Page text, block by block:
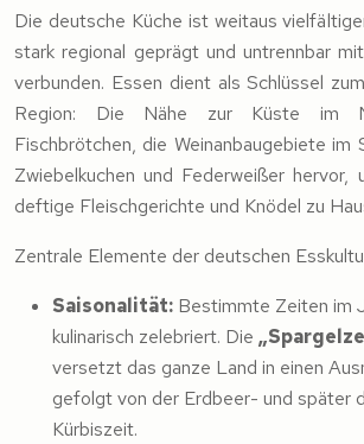
Die deutsche Küche ist weitaus
stark regional geprägt und untrennbar
verbunden. Essen dient als Schlüssel
Region: Die Nähe zur Küste im
Fischbrötchen, die Weinanbaugebiete im
Zwiebelkuchen und Federweißer hervor,
deftige Fleischgerichte und Knödel zu
Zentrale Elemente der deutschen
Saisonalität: Bestimmte Zeiten im
kulinarisch zelebriert. Die
versetzt das ganze Land in einen
gefolgt von der Erdbeer- und später
Kürbiszeit.